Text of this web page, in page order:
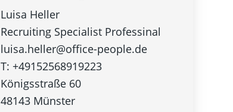
Luisa Heller
Recruiting Specialist Professinal
luisa.heller@office-people.de
T: +49152568919223
Königsstraße 60
48143 Münster